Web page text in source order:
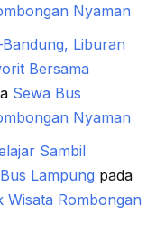
Nyaman
Liburan
Bersama
Sewa Bus
Nyaman
Sambil
Lampung pada
Rombongan